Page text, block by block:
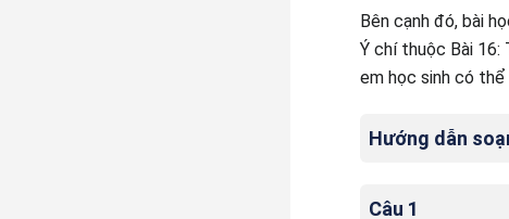
Bên cạnh đó, bài
Ý chí thuộc Bài
em học sinh có
Hướng dẫn
Câu 1